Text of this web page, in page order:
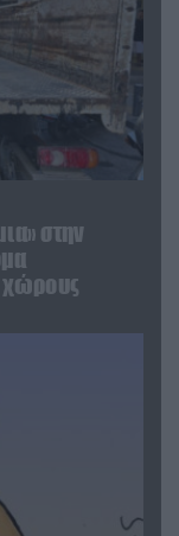
στην
χώρους